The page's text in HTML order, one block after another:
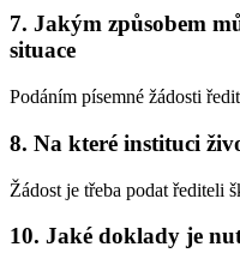
7. Jakým způsobem
situace
Podáním písemné žádosti
8. Na které instituci
Žádost je třeba podat řediteli
10. Jaké doklady je